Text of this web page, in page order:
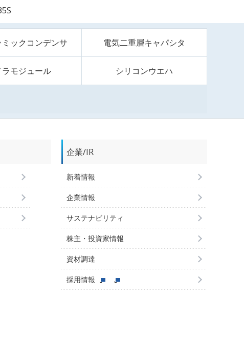
ックコンデンサ 電気二重層キャパシタ
ラモジュール シリコンウエハ
企業/IR
新着情報
企業情報
サステナビリティ
株主・投資家情報
資材調達
採用情報